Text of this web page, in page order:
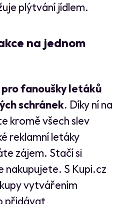
plýtvání jídlem.
na jednom
fanoušky letáků
schránek. Díky ní na
kromě všech slev
reklamní letáky
zájem. Stačí si
nakupujete. S Kupi.cz
vytvářením
přidávat